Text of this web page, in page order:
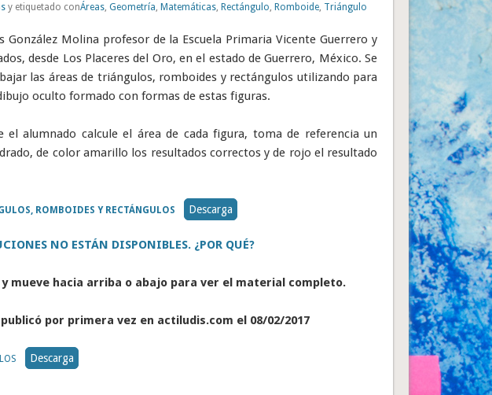
y etiquetado conÁreas,Geometría,Matemáticas,Rectángulo,Romboide, Triángulo
González Molina profesor de la Escuela Primaria Vicente Guerrero y
desde Los Placeres del Oro, en el estado de Guerrero, México. Se
las áreas de triángulos, romboides y rectángulos utilizando para
oculto formado con formas de estas figuras.
el alumnado calcule el área de cada figura, toma de referencia un
de color amarillo los resultados correctos y de rojo el resultado
ROMBOIDES Y RECTÁNGULOS Descarga
NO ESTÁN DISPONIBLES. ¿POR QUÉ?
mueve hacia arriba o abajo para ver el material completo.
por primera vez en actiludis.com el 08/02/2017
Descarga